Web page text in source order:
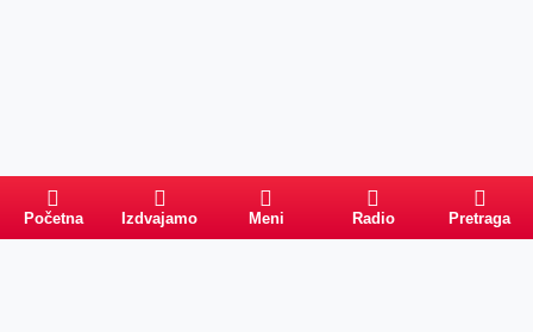
Početna Izdvajamo Meni Radio Pretraga